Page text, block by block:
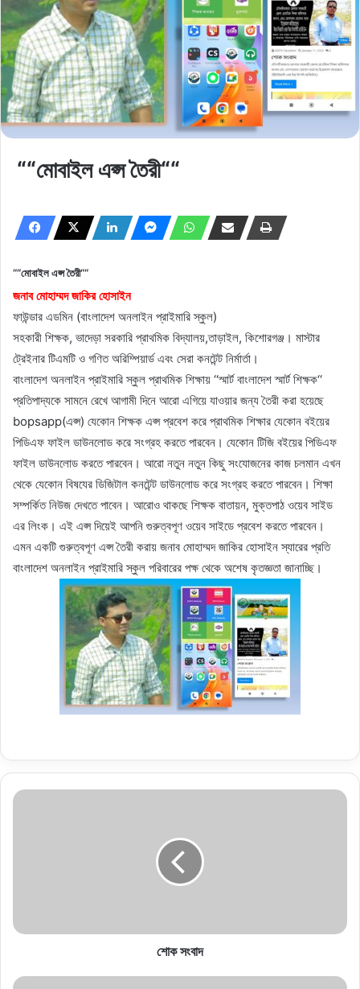
““মোবাইল এপ্স তৈরী““
““মোবাইল এপ্স তৈরী““
জনাব মোহাম্মদ জাকির হোসাইন
ফাউন্ডার এডমিন (বাংলাদেশ অনলাইন প্রাইমারি স্কুল)
সহকারী শিক্ষক, ভাদেড়া সরকারি প্রাথমিক বিদ্যালয়,তাড়াইল, কিশোরগঞ্জ। মাস্টার
ট্রেইনার টিএমটি ও গণিত অরিম্পিয়ার্ড এবং সেরা কনটেন্ট নির্মার্তা।
বাংলাদেশ অনলাইন প্রাইমারি স্কুল প্রাথমিক শিক্ষায় ‘‘স্মার্ট বাংলাদেশ স্মার্ট শিক্ষক‘‘
প্রতিপাদ্যকে সামনে রেখে আগামী দিনে আরো এগিয়ে যাওয়ার জন্য তৈরী করা হয়েছে
bopsapp(এপ্স) যেকোন শিক্ষক এপ্স প্রবেশ করে প্রাথমিক শিক্ষার যেকোন বইয়ের
পিডিএফ ফাইল ডাউনলোড করে সংগ্রহ করতে পারবেন। যেকোন টিজি বইয়ের পিডিএফ
ফাইল ডাউনলোড করতে পারবেন। আরো নতুন নতুন কিছু সংযোজনের কাজ চলমান এখন
থেকে যেকোন বিষযের ডিজিটাল কনটেন্ট ডাউনলোড করে সংগ্রহ করতে পারবেন। শিক্ষা
সম্পর্কিত নিউজ দেখতে পাবেন। আরোও থাকছে শিক্ষক বাতায়ন, মুক্তপাঠ ওয়েব সাইড
এর লিংক। এই এপ্স দিয়েই আপনি গুরুত্বপূণ ওয়েব সাইডে প্রবেশ করতে পারবেন।
এমন একটি গুরুত্বপূণ এপ্স তৈরী করায় জনাব মোহাম্মদ জাকির হোসাইন স্যারের প্রতি
বাংলাদেশ অনলাইন প্রাইমারি স্কুল পরিবারের পক্ষ থেকে অশেষ কৃতজ্ঞতা জানাচ্ছি।
শোক সংবাদ